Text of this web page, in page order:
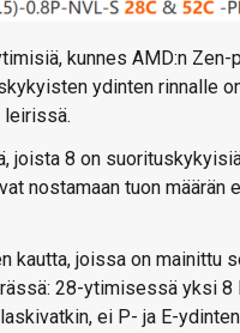
kunnes AMD:n
ydinten rinnalle
leirissä.
joista 8 on
nostamaan tuon määrän
kautta, joissa on mainittu
28-ytimisessä yksi 8
ei P- ja E-